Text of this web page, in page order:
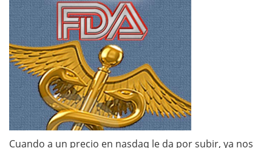
Cuando a un precio en nasdaq le da por subir, ya nos